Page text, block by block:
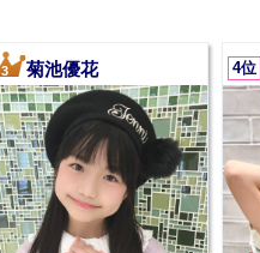
3 菊池優花 4位